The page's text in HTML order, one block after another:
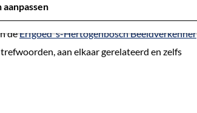
is vanaf maandag 26 oktober een compleet
deErfgoed ’s-Hertogenbosch Beeldverkenner
aan elkaar gerelateerd en zelfs